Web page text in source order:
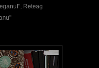
Reteag